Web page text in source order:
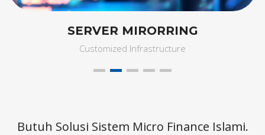
Butuh Solusi Sistem Micro Finance Islami.